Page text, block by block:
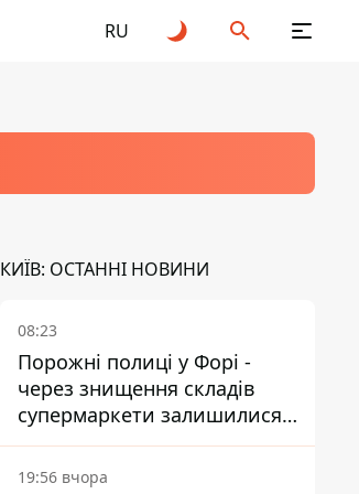
RU
КИЇВ: ОСТАННІ НОВИНИ
08:23
Порожні полиці у Форі -
через знищення складів
супермаркети залишилися
без асортименту
19:56 вчора